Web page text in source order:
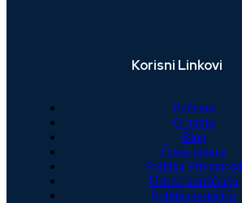
Korisni Linkovi
Početna
O nama
Blog
Česta pitanja
Politika Privatnosti
Uslovi korišćenja
Politika kolačića